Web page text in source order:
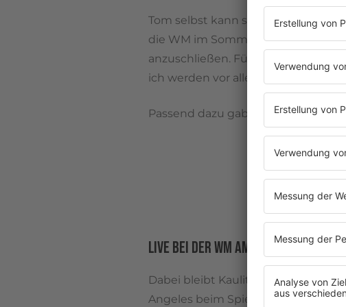
Tom selbst kann seine Vorfreude
die WM im Sommer und kann es
anzuschließen. Für mich wird
ich werden vor allem viel Spaß
Passend dazu gab es bereits ein
LIVE BEI DER WM AM START
Dabei bleibt Kaulitz nicht nur im
Angeles beim Spiel USA gegen